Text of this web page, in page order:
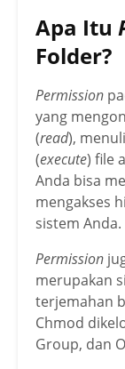
Apa Itu
Folder?
Permission
yang
(read),
(execute) file
Anda bisa
mengakses
sistem Anda.
Permission
merupakan
terjemahan
Chmod
Group, dan